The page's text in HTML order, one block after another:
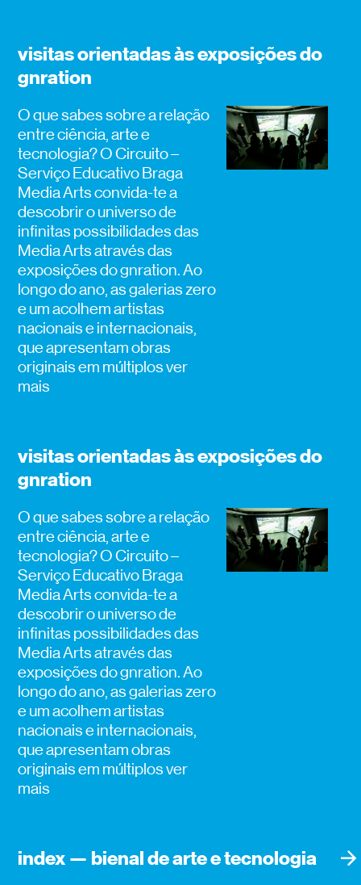
visitas orientadas às exposições do
gnration
O que sabes sobre a relação
entre ciência, arte e
tecnologia? O Circuito –
Serviço Educativo Braga
Media Arts convida-te a
descobrir o universo de
infinitas possibilidades das
Media Arts através das
exposições do gnration. Ao
longo do ano, as galerias zero
e um acolhem artistas
nacionais e internacionais,
que apresentam obras
originais em múltiplosver
mais
visitas orientadas às exposições do
gnration
O que sabes sobre a relação
entre ciência, arte e
tecnologia? O Circuito –
Serviço Educativo Braga
Media Arts convida-te a
descobrir o universo de
infinitas possibilidades das
Media Arts através das
exposições do gnration. Ao
longo do ano, as galerias zero
e um acolhem artistas
nacionais e internacionais,
que apresentam obras
originais em múltiplosver
mais
index — bienal de arte e tecnologia